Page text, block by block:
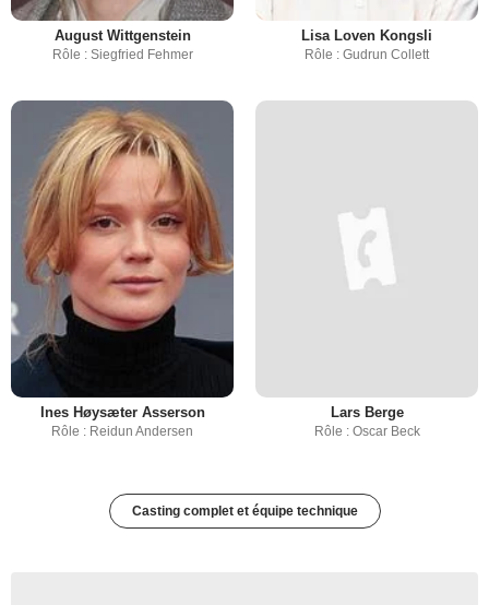
August Wittgenstein
Rôle : Siegfried Fehmer
Lisa Loven Kongsli
Rôle : Gudrun Collett
Ines Høysæter Asserson
Rôle : Reidun Andersen
Lars Berge
Rôle : Oscar Beck
Casting complet et équipe technique